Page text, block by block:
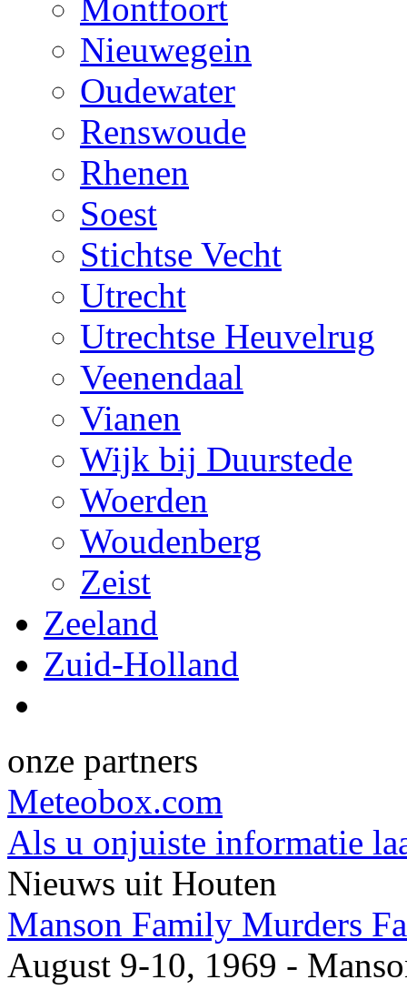
Montfoort
Nieuwegein
Oudewater
Renswoude
Rhenen
Soest
Stichtse Vecht
Utrecht
Utrechtse Heuvelrug
Veenendaal
Vianen
Wijk bij Duurstede
Woerden
Woudenberg
Zeist
Zeeland
Zuid-Holland
onze partners
Meteobox.com
Als u onjuiste informatie
Nieuws uit Houten
Manson Family Murders
August 9-10, 1969 -